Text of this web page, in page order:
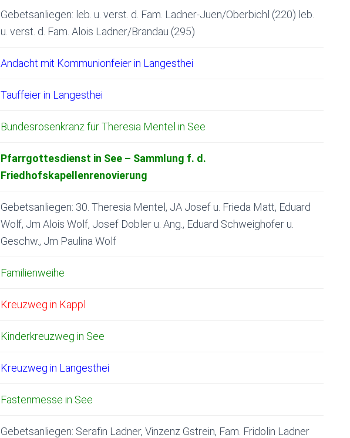
Gebetsanliegen: leb. u. verst. d. Fam. Ladner-Juen/Oberbichl (220) leb.
u. verst. d. Fam. Alois Ladner/Brandau (295)
Andacht mit Kommunionfeier in Langesthei
Tauffeier in Langesthei
Bundesrosenkranz für Theresia Mentel in See
Pfarrgottesdienst in See – Sammlung f. d.
Friedhofskapellenrenovierung
Gebetsanliegen: 30. Theresia Mentel, JA Josef u. Frieda Matt, Eduard
Wolf, Jm Alois Wolf, Josef Dobler u. Ang., Eduard Schweighofer u.
Geschw., Jm Paulina Wolf
Familienweihe
Kreuzweg in Kappl
Kinderkreuzweg in See
Kreuzweg in Langesthei
Fastenmesse in See
Gebetsanliegen: Serafin Ladner, Vinzenz Gstrein, Fam. Fridolin Ladner